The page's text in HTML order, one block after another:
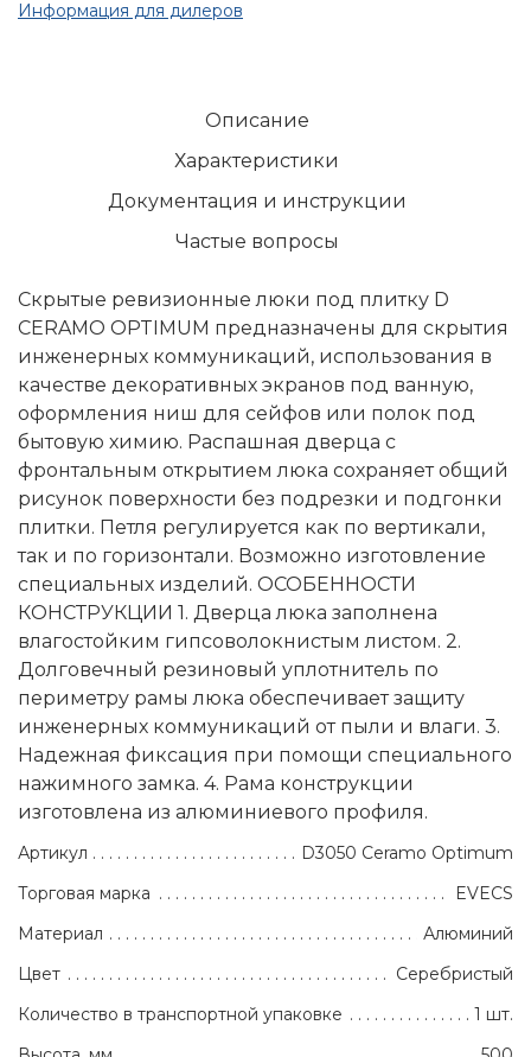
Информация для дилеров
Описание
Характеристики
Документация и инструкции
Частые вопросы
Скрытые ревизионные люки под плитку D
CERAMO OPTIMUM предназначены для скрытия
инженерных коммуникаций, использования в
качестве декоративных экранов под ванную,
оформления ниш для сейфов или полок под
бытовую химию. Распашная дверца с
фронтальным открытием люка сохраняет общий
рисунок поверхности без подрезки и подгонки
плитки. Петля регулируется как по вертикали,
так и по горизонтали. Возможно изготовление
специальных изделий. ОСОБЕННОСТИ
КОНСТРУКЦИИ 1. Дверца люка заполнена
влагостойким гипсоволокнистым листом. 2.
Долговечный резиновый уплотнитель по
периметру рамы люка обеспечивает защиту
инженерных коммуникаций от пыли и влаги. 3.
Надежная фиксация при помощи специального
нажимного замка. 4. Рама конструкции
изготовлена из алюминиевого профиля.
Артикул
D3050 Ceramo Optimum
Торговая марка
EVECS
Материал
Алюминий
Цвет
Серебристый
Количество в транспортной упаковке
1 шт.